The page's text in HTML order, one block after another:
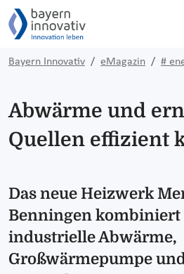
Bayern Innovativ eMagazin #
Abwärme und
Quellen effizient
Das neue Heizwerk
Benningen kombiniert
industrielle Abwärme,
Großwärmepumpe